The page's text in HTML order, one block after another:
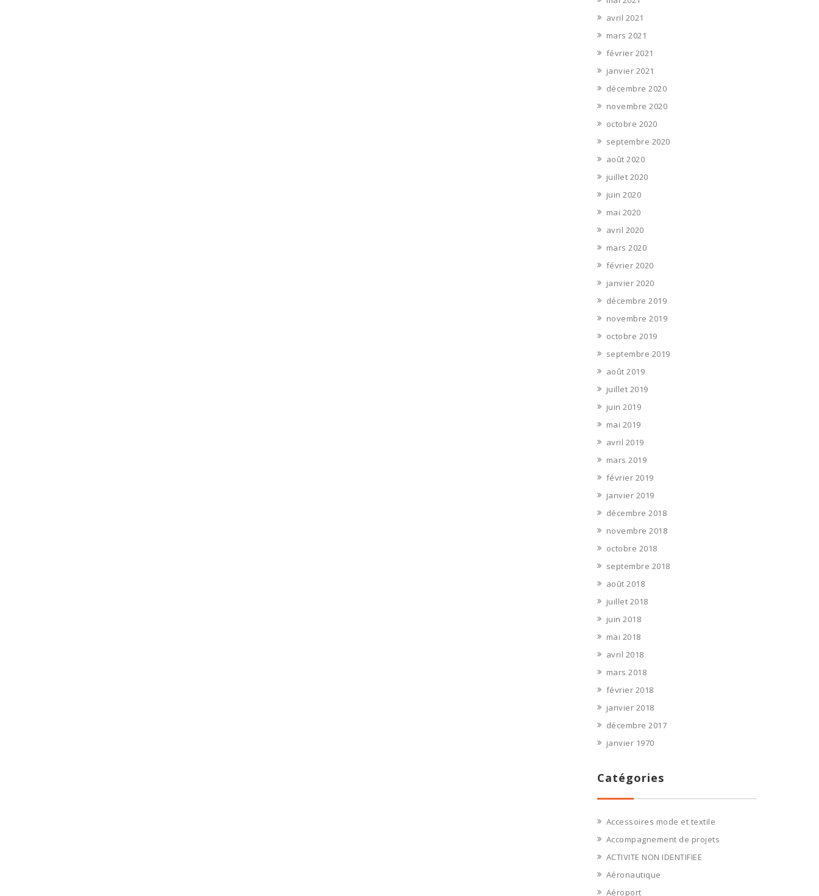
avril 2021
mars 2021
février 2021
janvier 2021
décembre 2020
novembre 2020
octobre 2020
septembre 2020
août 2020
juillet 2020
juin 2020
mai 2020
avril 2020
mars 2020
février 2020
janvier 2020
décembre 2019
novembre 2019
octobre 2019
septembre 2019
août 2019
juillet 2019
juin 2019
mai 2019
avril 2019
mars 2019
février 2019
janvier 2019
décembre 2018
novembre 2018
octobre 2018
septembre 2018
août 2018
juillet 2018
juin 2018
mai 2018
avril 2018
mars 2018
février 2018
janvier 2018
décembre 2017
janvier 1970
Catégories
Accessoires mode et textile
Accompagnement de projets
ACTIVITE NON IDENTIFIEE
Aéronautique
Aéroport